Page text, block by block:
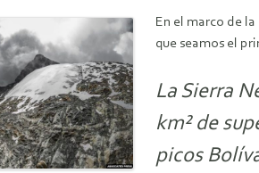
En el marco de
que seamos el
La Sierra
km² de
picos